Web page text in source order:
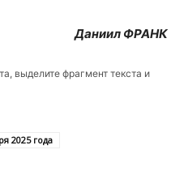
Даниил ФРАНК
выделите фрагмент текста и
2025 года